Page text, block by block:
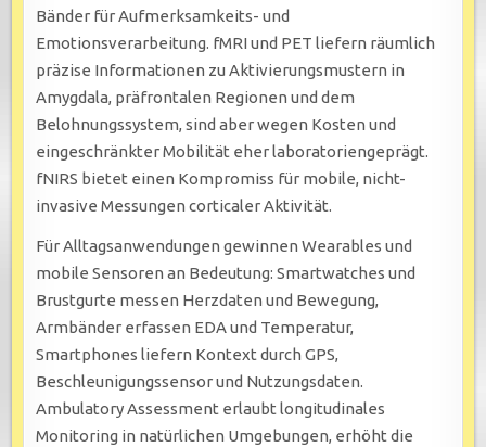
Bänder für Aufmerksamkeits- und
Emotionsverarbeitung. fMRI und PET liefern räumlich
präzise Informationen zu Aktivierungsmustern in
Amygdala, präfrontalen Regionen und dem
Belohnungssystem, sind aber wegen Kosten und
eingeschränkter Mobilität eher laboratoriengeprägt.
fNIRS bietet einen Kompromiss für mobile, nicht-
invasive Messungen corticaler Aktivität.
Für Alltagsanwendungen gewinnen Wearables und
mobile Sensoren an Bedeutung: Smartwatches und
Brustgurte messen Herzdaten und Bewegung,
Armbänder erfassen EDA und Temperatur,
Smartphones liefern Kontext durch GPS,
Beschleunigungssensor und Nutzungsdaten.
Ambulatory Assessment erlaubt longitudinales
Monitoring in natürlichen Umgebungen, erhöht die